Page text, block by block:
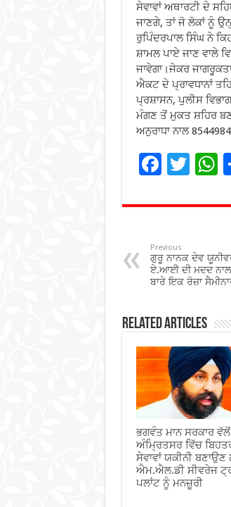
ਸੇਵਾਵਾਂ ਅਥਾਰਟੀ ਦੇ
ਜਾਣਗੇ, ਤਾਂ ਜੋ ਲੋਕਾਂ ਨੂੰ
ਰੁਪਿੰਦਰਪਾਲ ਸਿੰਘ ਨੇ
ਸ਼ਾਮਲ ਪਾਏ ਜਾਣ ਵਾਲੇ
ਜਾਵੇਗਾ।ਜੇਕਰ
ਐਕਟ ਦੇ ਪ੍ਰਾਵਧਾਨਾਂ
ਪ੍ਰਸ਼ਾਸਨ, ਪੁਲੀਸ
ਮੰਗਣ ਤੋਂ ਮੁਕਤ ਸ਼ਹਿਰ
ਅਨੁਰਾਧਾ ਨਾਲ
F
e
o
o
T
tt
p
p
Previous
ਗੁਰੂ ਨਾਨਕ ਦੇਵ
ਏ.ਆਈ ਦੀ ਮਦਦ ਨਾਲ
ਬਾਰੇ ਇਕ ਰੋਜ਼ਾ
Related Articles
ਭਗਵੰਤ ਮਾਨ ਸਰਕਾਰ ਵੱਲੋਂ
ਅੰਮ੍ਰਿਤਸਰ ਵਿੱਚ
ਸੇਵਾਵਾਂ ਯਕੀਨੀ
ਐਮ.ਐਲ.ਡੀ ਸੀਵਰੇਜ
ਪਲਾਂਟ ਨੂੰ ਮਨਜ਼ੂਰੀ